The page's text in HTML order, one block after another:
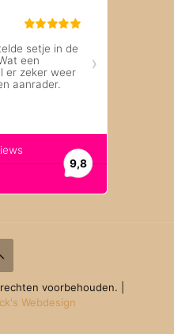
voorbehouden. |
Webdesign